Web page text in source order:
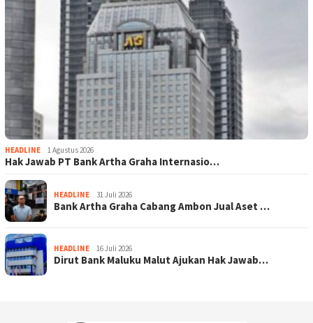
HEADLINE 1 Agustus 2026
Hak Jawab PT Bank Artha Graha Internasio…
HEADLINE 31 Juli 2026
Bank Artha Graha Cabang Ambon Jual Aset …
HEADLINE 16 Juli 2026
Dirut Bank Maluku Malut Ajukan Hak Jawab…